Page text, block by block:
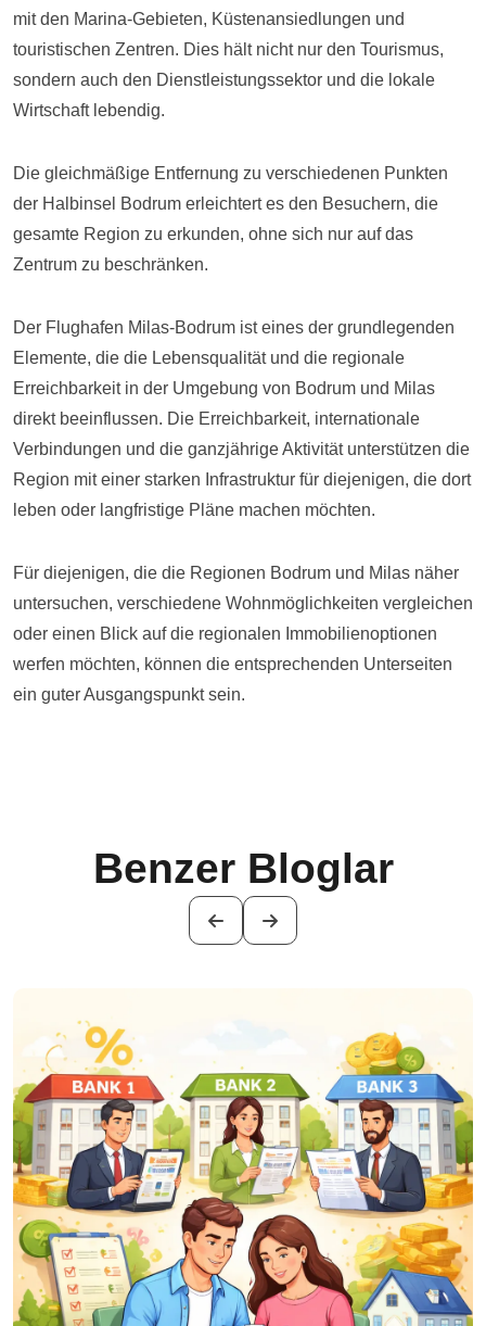
mit den Marina-Gebieten, Küstenansiedlungen und
touristischen Zentren. Dies hält nicht nur den Tourismus,
sondern auch den Dienstleistungssektor und die lokale
Wirtschaft lebendig.
Die gleichmäßige Entfernung zu verschiedenen Punkten
der Halbinsel Bodrum erleichtert es den Besuchern, die
gesamte Region zu erkunden, ohne sich nur auf das
Zentrum zu beschränken.
Der Flughafen Milas-Bodrum ist eines der grundlegenden
Elemente, die die Lebensqualität und die regionale
Erreichbarkeit in der Umgebung von Bodrum und Milas
direkt beeinflussen. Die Erreichbarkeit, internationale
Verbindungen und die ganzjährige Aktivität unterstützen die
Region mit einer starken Infrastruktur für diejenigen, die dort
leben oder langfristige Pläne machen möchten.
Für diejenigen, die die Regionen Bodrum und Milas näher
untersuchen, verschiedene Wohnmöglichkeiten vergleichen
oder einen Blick auf die regionalen Immobilienoptionen
werfen möchten, können die entsprechenden Unterseiten
ein guter Ausgangspunkt sein.
Benzer Bloglar